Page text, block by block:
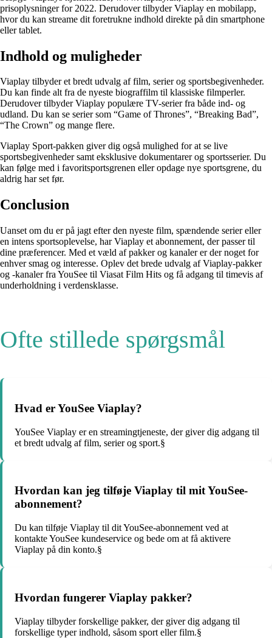
prisoplysninger for 2022. Derudover tilbyder Viaplay en mobilapp,
hvor du kan streame dit foretrukne indhold direkte på din smartphone
eller tablet.
Indhold og muligheder
Viaplay tilbyder et bredt udvalg af film, serier og sportsbegivenheder.
Du kan finde alt fra de nyeste biograffilm til klassiske filmperler.
Derudover tilbyder Viaplay populære TV-serier fra både ind- og
udland. Du kan se serier som “Game of Thrones”, “Breaking Bad”,
“The Crown” og mange flere.
Viaplay Sport-pakken giver dig også mulighed for at se live
sportsbegivenheder samt eksklusive dokumentarer og sportsserier. Du
kan følge med i favoritsportsgrenen eller opdage nye sportsgrene, du
aldrig har set før.
Conclusion
Uanset om du er på jagt efter den nyeste film, spændende serier eller
en intens sportsoplevelse, har Viaplay et abonnement, der passer til
dine præferencer. Med et væld af pakker og kanaler er der noget for
enhver smag og interesse. Oplev det brede udvalg af Viaplay-pakker
og -kanaler fra YouSee til Viasat Film Hits og få adgang til timevis af
underholdning i verdensklasse.
Ofte stillede spørgsmål
Hvad er YouSee Viaplay?
YouSee Viaplay er en streamingtjeneste, der giver dig adgang til
et bredt udvalg af film, serier og sport.§
Hvordan kan jeg tilføje Viaplay til mit YouSee-
abonnement?
Du kan tilføje Viaplay til dit YouSee-abonnement ved at
kontakte YouSee kundeservice og bede om at få aktivere
Viaplay på din konto.§
Hvordan fungerer Viaplay pakker?
Viaplay tilbyder forskellige pakker, der giver dig adgang til
forskellige typer indhold, såsom sport eller film.§